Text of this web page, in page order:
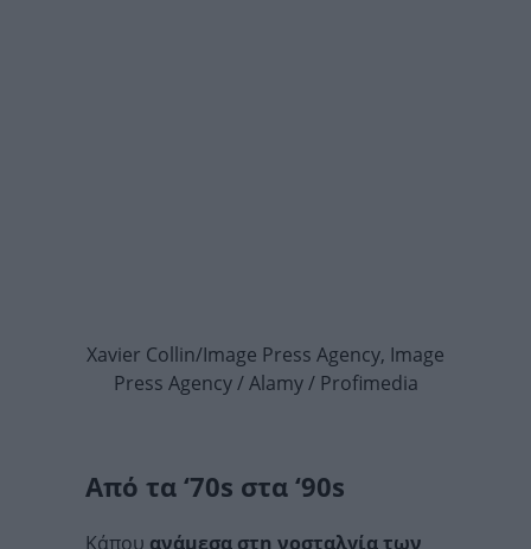
Xavier Collin/Image Press Agency, Image
Press Agency / Alamy / Profimedia
Από τα ‘70s στα ‘90s
Κάπου ανάμεσα στη νοσταλγία των